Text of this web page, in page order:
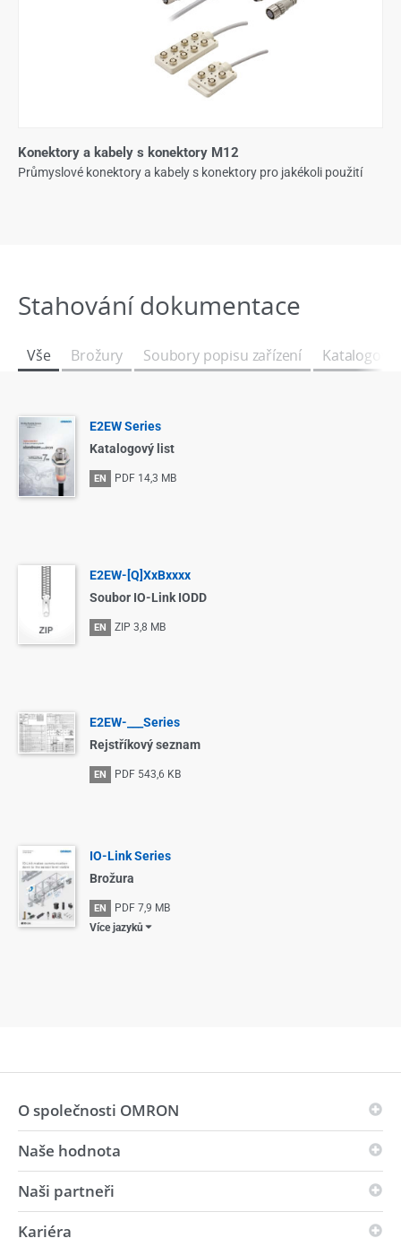
Konektory a kabely s konektory M12
Průmyslové konektory a kabely s konektory pro jakékoli použití
Stahování dokumentace
Vše Brožury Soubory popisu zařízení Katalogové
E2EW Series
Katalogový list
EN PDF 14,3 MB
E2EW-[Q]XxBxxxx
Soubor IO-Link IODD
EN ZIP 3,8 MB
E2EW-___Series
Rejstříkový seznam
EN PDF 543,6 KB
IO-Link Series
Brožura
EN PDF 7,9 MB
Více jazyků
O společnosti OMRON
Principy společnosti OMRON
Celosvětová přítomnost
Životní prostředí
Naše hodnota
Vize
Naši partneři
Partneři v inovacích
Kariéra